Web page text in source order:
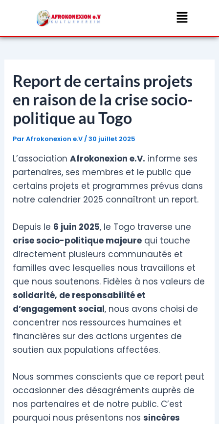
contenu
Menu
Report de certains projets
en raison de la crise socio-
politique au Togo
ParAfrokonexion e.V/30 juillet 2025
L’associationAfrokonexion e.V. informe ses
partenaires, ses membres et le public que
certains projets et programmes prévus dans
notre calendrier 2025 connaîtront un report.
Depuis le 6 juin 2025, le Togo traverse une
crise socio-politique majeure qui touche
directement plusieurs communautés et
familles avec lesquelles nous travaillons et
que nous soutenons. Fidèles à nos valeurs de
solidarité, de responsabilité et
d’engagement social, nous avons choisi de
concentrer nos ressources humaines et
financières sur des actions urgentes de
soutien aux populations affectées.
Nous sommes conscients que ce report peut
occasionner des désagréments auprès de
nos partenaires et de notre public. C’est
pourquoi nous présentons nossincères